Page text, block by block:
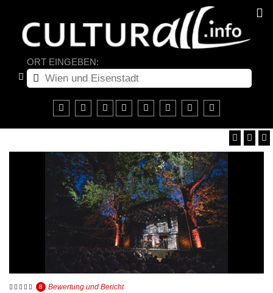
ORT EINGEBEN:
8 Bewertung und Bericht